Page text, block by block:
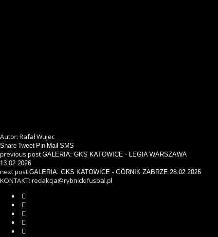
Autor: Rafał Wujec
Share Tweet Pin Mail SMS
previous postGALERIA: GKS KATOWICE - LEGIA WARSZAWA
13.02.2026
next postGALERIA: GKS KATOWICE - GÓRNIK ZABRZE 28.02.2026
KONTAKT: redakcja@rybnickifusbal.pl